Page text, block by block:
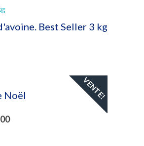
Best Seller 3 kg
VENTE!
Noël